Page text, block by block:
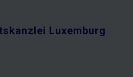
Luxemburg